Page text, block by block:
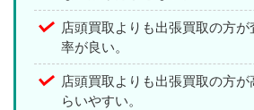
店頭買取よりも出張買取の方
率が良い。
店頭買取よりも出張買取の方
らいやすい。